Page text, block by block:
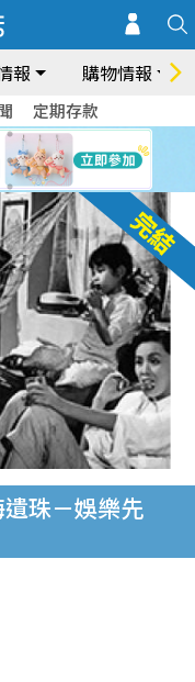
報 購物情報
定期存款
遺珠－娛樂先